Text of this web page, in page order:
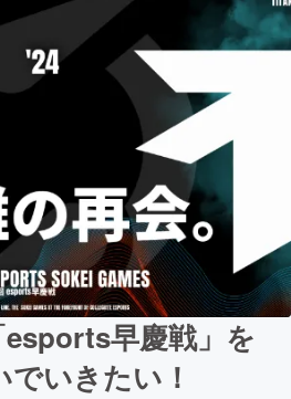
早慶戦」を
でいきたい！